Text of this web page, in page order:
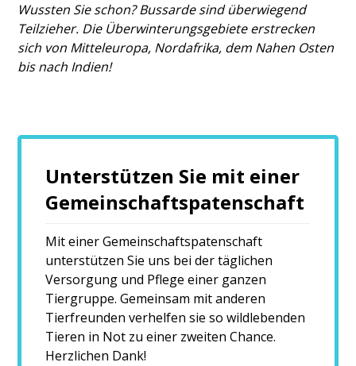
Wussten Sie schon? Bussarde sind überwiegend
Teilzieher. Die Überwinterungsgebiete erstrecken
sich von Mitteleuropa, Nordafrika, dem Nahen Osten
bis nach Indien!
Unterstützen Sie mit einer
Gemeinschaftspatenschaft
Mit einer Gemeinschaftspatenschaft
unterstützen Sie uns bei der täglichen
Versorgung und Pflege einer ganzen
Tiergruppe. Gemeinsam mit anderen
Tierfreunden verhelfen sie so wildlebenden
Tieren in Not zu einer zweiten Chance.
Herzlichen Dank!